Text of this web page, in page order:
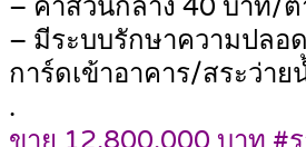
– ค่าส่วนกลาง 40 บาท/ต
– มีระบบรักษาความปลอ
การ์ดเข้าอาคาร/สระว่าย
.